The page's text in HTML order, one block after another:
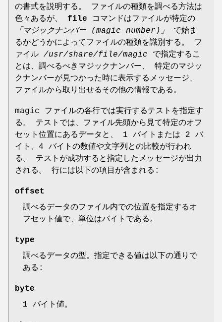
の書式を説明する。 ファイルの種類を調べる方法は
色々あるが、 file コマンドはファイルが特定の
「マジックナンバー (magic number)」
で始ま
るかどうかによってファイルの種類を識別する。 フ
ァイル /usr/share/file/magic で指定するこ
とは、調べるべきマジックナンバー、 特定のマジッ
クナンバーが見つかった時に表示するメッセージ、
ファイルから取り出せるその他の情報である。
magic ファイルの各行では実行するテストを指定す
る。 テストでは、ファイル先頭から見て特定のオフ
セット位置にあるデータと、 1 バイトまたは 2 バ
イト、4 バイトの数値や文字列との比較が行われ
る。 テストが成功すると指定したメッセージが出力
される。 行には以下の項目が含まれる:
offset
調べるデータのファイル内での位置を指定するオ
フセット値で、単位はバイトである。
type
調べるデータの型。指定できる値は以下の通りで
ある:
byte
1 バイト値。